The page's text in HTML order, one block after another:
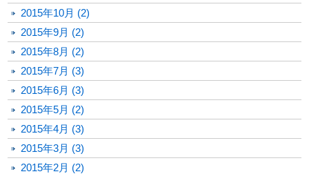
2015年10月 (2)
2015年9月 (2)
2015年8月 (2)
2015年7月 (3)
2015年6月 (3)
2015年5月 (2)
2015年4月 (3)
2015年3月 (3)
2015年2月 (2)